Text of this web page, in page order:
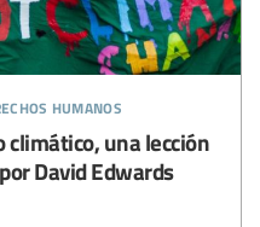
humanos
climático, una lección
David Edwards